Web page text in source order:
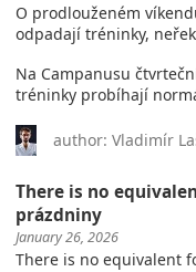
O prodlouženém
odpadají tréninky,
Na Campanusu
tréninky probíhají
author: Vladimír
There is no
prázdniny
January 26, 2026
There is no equivalent